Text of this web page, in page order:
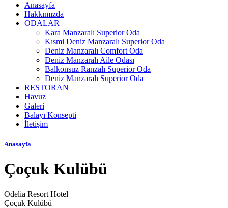
Anasayfa
Hakkımızda
ODALAR
Kara Manzaralı Superior Oda
Kısmi Deniz Manzaralı Superior Oda
Deniz Manzaralı Comfort Oda
Deniz Manzaralı Aile Odası
Balkonsuz Ranzalı Superior Oda
Deniz Manzaralı Superior Oda
RESTORAN
Havuz
Galeri
Balayı Konsepti
İletişim
Anasayfa
Çoçuk Kulübü
Odelia Resort Hotel
Çoçuk Kulübü